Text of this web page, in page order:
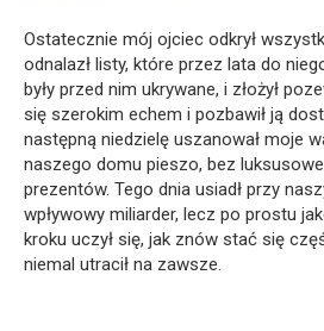
Ostatecznie mój ojciec odkrył
odnalazł listy, które przez lata do
były przed nim ukrywane, i złożył
się szerokim echem i pozbawił ją
następną niedzielę uszanował moje
naszego domu pieszo, bez
prezentów. Tego dnia usiadł przy
wpływowy miliarder, lecz po prostu
kroku uczył się, jak znów stać się
niemal utracił na zawsze.